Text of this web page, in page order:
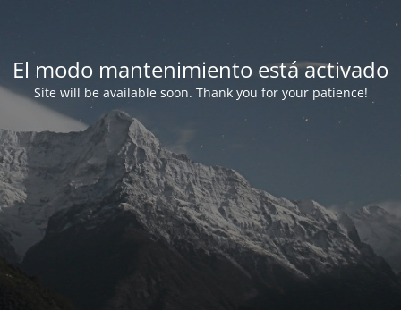
El modo mantenimiento está activado
Site will be available soon. Thank you for your patience!